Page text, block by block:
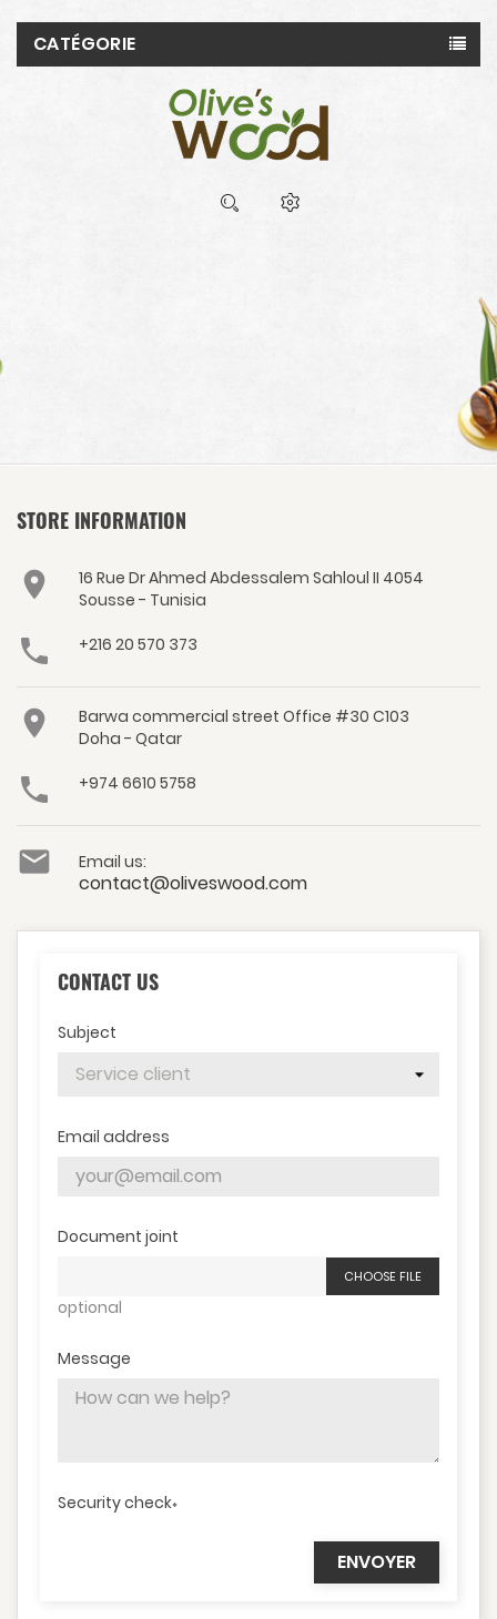
CATÉGORIE
STORE INFORMATION

16 Rue Dr Ahmed Abdessalem Sahloul II 4054
Sousse - Tunisia
 +216 20 570 373

Barwa commercial street Office #30 C103
Doha - Qatar
 +974 6610 5758
 Email us:
contact@oliveswood.com
CONTACT US
Subject
Email address
Document joint
CHOOSE FILE
optional
Message
Security check*